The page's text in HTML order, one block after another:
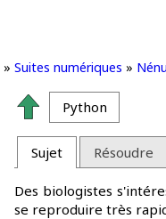
» Suites numériques »
Python
Sujet Résoudre
Des biologistes
se reproduire très